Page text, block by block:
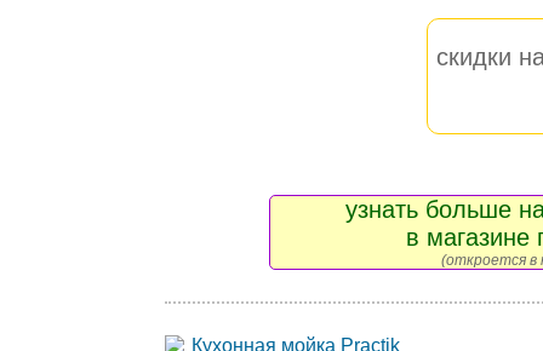
скидки
узнать больше
в магазине
(откроется в